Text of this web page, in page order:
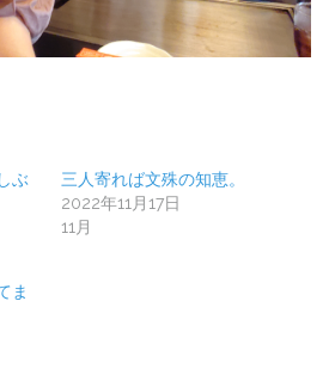
ぶ
三人寄れば文殊の知恵。
2022年11月17日
11月
ま